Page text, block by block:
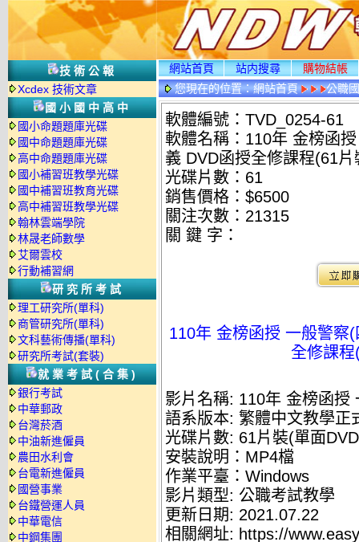
技術公報
Xcdex 技術文章
國小國中高中
國小命題題庫光碟
國中命題題庫光碟
高中命題題庫光碟
國小補習班教學光碟
國中補習班教育光碟
高中補習班教學光碟
翰林雲端學院
林晟老師數學
艾爾雲校
行動補習網
研究所考試
理工研究所(單科)
商管研究所(單科)
文科藝術傳播(單科)
研究所考試(套裝)
就業考試(合集)
銀行考試
中華郵政
台灣菸酒
中油新進僱員
農田水利會
台電新進僱員
國營事業
台鐵營運人員
中華電信
中鋼集團
網站首頁 站内搜尋
購物結帳
您現在的位置：網站首頁 公職
軟體編號：TVD_0254-61
軟體名稱：110年 金榜函
義 DVD函授全修課程(61
光碟片數：61
銷售價格：$6500
關注次數： 21315
關 鍵 字：
110年 金榜函授 一般警察
全修課
影片名稱: 110年 金榜函授
語系版本: 繁體中文教學正
光碟片數: 61片裝(單面
安裝說明：MP4檔
作業平臺：Windows
影片類型: 公職考試教學
更新日期: 2021.07.22
相關網址: https://